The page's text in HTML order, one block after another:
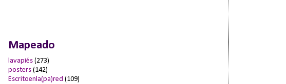
Mapeado
lavapiés (273)
posters (142)
Escritoenla(pa)red (109)